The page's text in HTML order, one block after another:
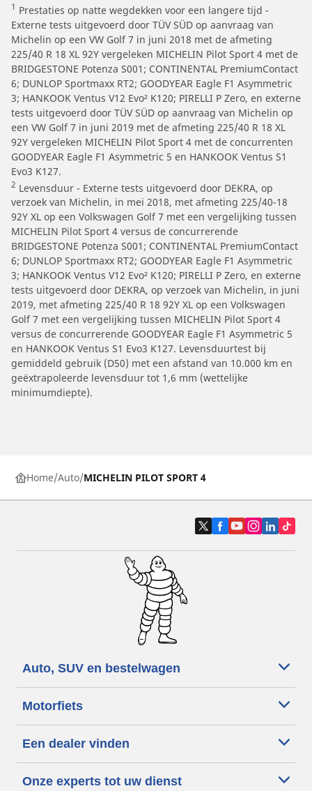
1 Prestaties op natte wegdekken voor een langere tijd -
Externe tests uitgevoerd door TÜV SÜD op aanvraag van
Michelin op een VW Golf 7 in juni 2018 met de afmeting
225/40 R 18 XL 92Y vergeleken MICHELIN Pilot Sport 4 met de
BRIDGESTONE Potenza S001; CONTINENTAL PremiumContact
6; DUNLOP Sportmaxx RT2; GOODYEAR Eagle F1 Asymmetric
3; HANKOOK Ventus V12 Evo² K120; PIRELLI P Zero, en externe
tests uitgevoerd door TÜV SÜD op aanvraag van Michelin op
een VW Golf 7 in juni 2019 met de afmeting 225/40 R 18 XL
92Y vergeleken MICHELIN Pilot Sport 4 met de concurrenten
GOODYEAR Eagle F1 Asymmetric 5 en HANKOOK Ventus S1
Evo3 K127.
2 Levensduur - Externe tests uitgevoerd door DEKRA, op
verzoek van Michelin, in mei 2018, met afmeting 225/40-18
92Y XL op een Volkswagen Golf 7 met een vergelijking tussen
MICHELIN Pilot Sport 4 versus de concurrerende
BRIDGESTONE Potenza S001; CONTINENTAL PremiumContact
6; DUNLOP Sportmaxx RT2; GOODYEAR Eagle F1 Asymmetric
3; HANKOOK Ventus V12 Evo² K120; PIRELLI P Zero, en externe
tests uitgevoerd door DEKRA, op verzoek van Michelin, in juni
2019, met afmeting 225/40 R 18 92Y XL op een Volkswagen
Golf 7 met een vergelijking tussen MICHELIN Pilot Sport 4
versus de concurrerende GOODYEAR Eagle F1 Asymmetric 5
en HANKOOK Ventus S1 Evo3 K127. Levensduurtest bij
gemiddeld gebruik (D50) met een afstand van 10.000 km en
geëxtrapoleerde levensduur tot 1,6 mm (wettelijke
minimumdiepte).
Home Auto MICHELIN PILOT SPORT 4
Auto, SUV en bestelwagen
Motorfiets
Een dealer vinden
Onze experts tot uw dienst